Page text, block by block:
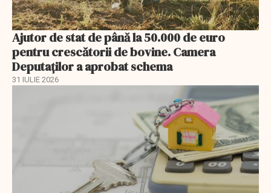
Ajutor de stat de până la 50.000 de euro
pentru crescătorii de bovine. Camera
Deputaților a aprobat schema
31 IULIE 2026